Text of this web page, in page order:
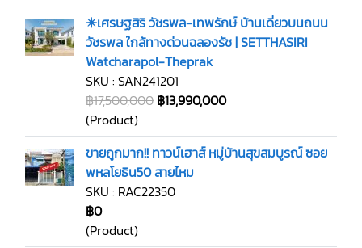
✴️เศรษฐสิริ วัชรพล-เทพรักษ์ บ้านเดี่ยวบนถนน
วัชรพล ใกล้ทางด่วนฉลองรัช | SETTHASIRI
Watcharapol-Theprak
SKU : SAN241201
฿17,500,000 ฿13,990,000
(Product)
ขายถูกมาก!! ทาวน์เฮาส์ หมู่บ้านสุขสมบูรณ์ ซอย
พหลโยธิน50 สายไหม
SKU : RAC22350
฿0
(Product)